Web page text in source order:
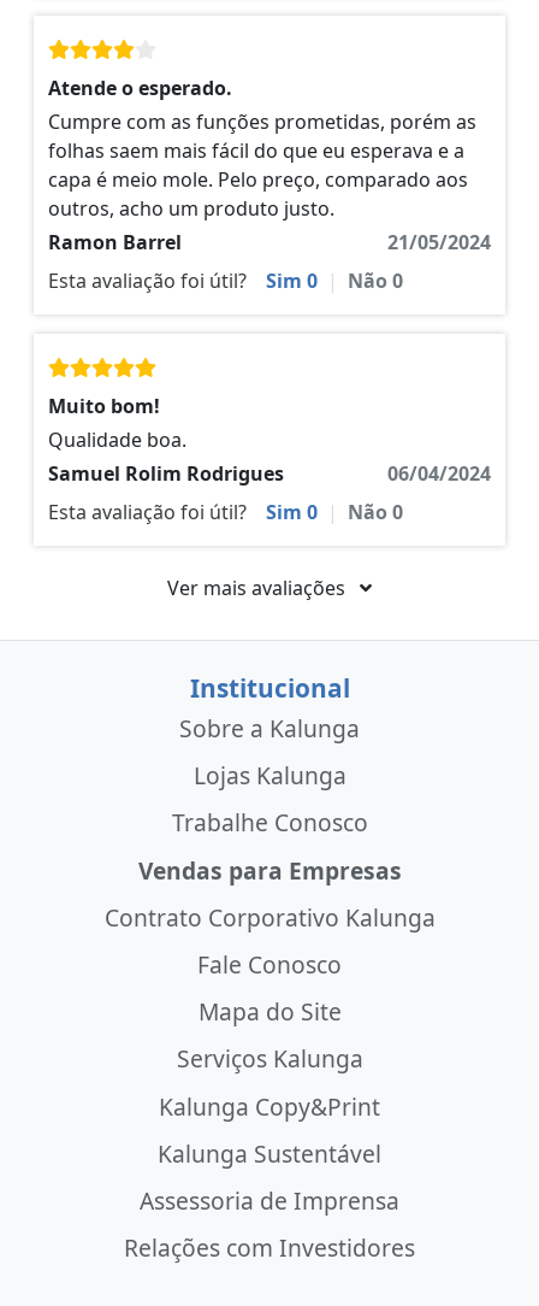
Atende o esperado.
Cumpre com as funções prometidas, porém as
folhas saem mais fácil do que eu esperava e a
capa é meio mole. Pelo preço, comparado aos
outros, acho um produto justo.
Ramon Barrel
21/05/2024
Esta avaliação foi útil?
Sim 0 | Não0
Muito bom!
Qualidade boa.
Samuel Rolim Rodrigues
06/04/2024
Esta avaliação foi útil?
Sim 0 | Não0
Ver mais avaliações
Institucional
Sobre a Kalunga
Lojas Kalunga
Trabalhe Conosco
Vendas para Empresas
Contrato Corporativo Kalunga
Fale Conosco
Mapa do Site
Serviços Kalunga
Kalunga Copy&Print
Kalunga Sustentável
Assessoria de Imprensa
Relações com Investidores